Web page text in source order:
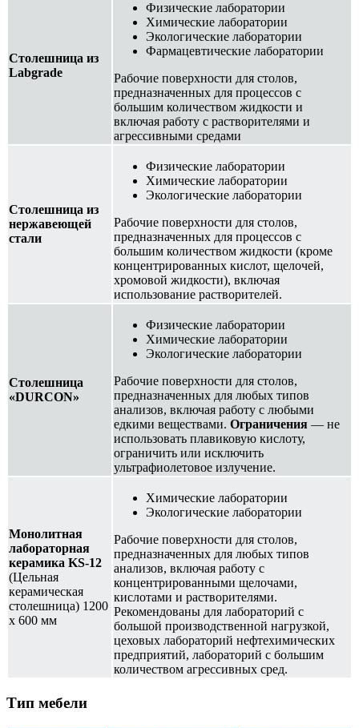
Столешница из
Labgrade
Физические лаборатории
Химические лаборатории
Экологические лаборатории
Фармацевтические лаборатории
Рабочие поверхности для столов,
предназначенных для процессов с
большим количеством жидкости и
включая работу с растворителями и
агрессивными средами
Столешница из
нержавеющей
стали
Физические лаборатории
Химические лаборатории
Экологические лаборатории
Рабочие поверхности для столов,
предназначенных для процессов с
большим количеством жидкости (кроме
концентрированных кислот, щелочей,
хромовой жидкости), включая
использование растворителей.
Столешница
«DURCON»
Физические лаборатории
Химические лаборатории
Экологические лаборатории
Рабочие поверхности для столов,
предназначенных для любых типов
анализов, включая работу с любыми
едкими веществами. Ограничения — не
использовать плавиковую кислоту,
ограничить или исключить
ультрафиолетовое излучение.
Монолитная
лабораторная
керамика KS-12
(Цельная
керамическая
столешница) 1200
х 600 мм
Химические лаборатории
Экологические лаборатории
Рабочие поверхности для столов,
предназначенных для любых типов
анализов, включая работу с
концентрированными щелочами,
кислотами и растворителями.
Рекомендованы для лабораторий с
большой производственной нагрузкой,
цеховых лабораторий нефтехимических
предприятий, лабораторий с большим
количеством агрессивных сред.
Тип мебели